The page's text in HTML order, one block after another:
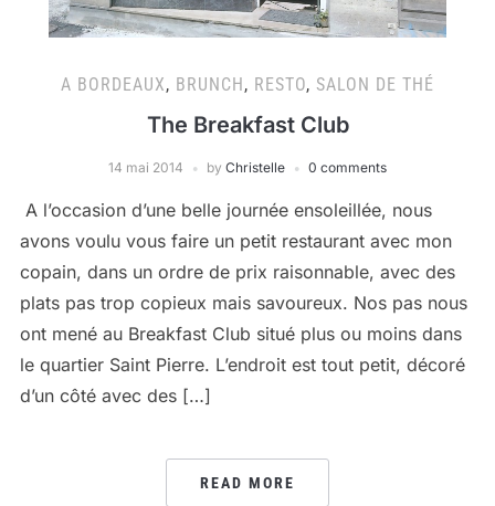
A BORDEAUX, BRUNCH, RESTO, SALON DE THÉ
The Breakfast Club
14 mai 2014 by Christelle 0 comments
A l’occasion d’une belle journée ensoleillée, nous
avons voulu vous faire un petit restaurant avec mon
copain, dans un ordre de prix raisonnable, avec des
plats pas trop copieux mais savoureux. Nos pas nous
ont mené au Breakfast Club situé plus ou moins dans
le quartier Saint Pierre. L’endroit est tout petit, décoré
d’un côté avec des […]
READ MORE